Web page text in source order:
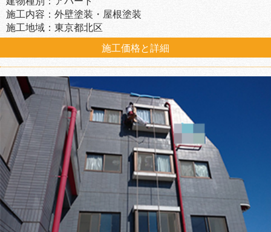
施工内容：外壁塗装・屋根塗装
施工地域：東京都北区
施工価格と詳細